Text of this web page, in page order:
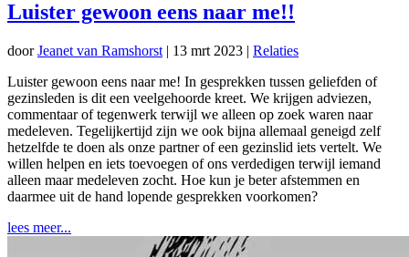
Luister gewoon eens naar me!!
doorJeanet van Ramshorst | 13 mrt 2023 | Relaties
Luister gewoon eens naar me! In gesprekken tussen geliefden of
gezinsleden is dit een veelgehoorde kreet. We krijgen adviezen,
commentaar of tegenwerk terwijl we alleen op zoek waren naar
medeleven. Tegelijkertijd zijn we ook bijna allemaal geneigd zelf
hetzelfde te doen als onze partner of een gezinslid iets vertelt. We
willen helpen en iets toevoegen of ons verdedigen terwijl iemand
alleen maar medeleven zocht. Hoe kun je beter afstemmen en
daarmee uit de hand lopende gesprekken voorkomen?
lees meer...